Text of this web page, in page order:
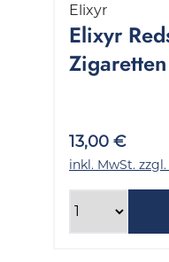
Elixyr
Elixyr
13,00 €
inkl. MwSt.